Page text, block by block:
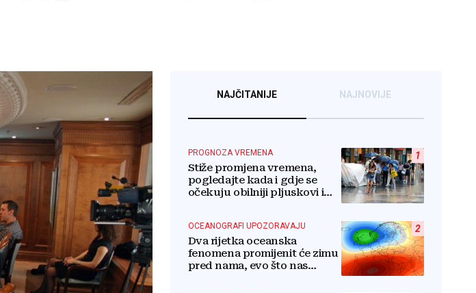
NAJČITANIJE NAJNOVIJE
1
PROGNOZA VREMENA
Stiže promjena vremena,
pogledajte kada i gdje se
očekuju obilniji pljuskovi i
2
OCEANOGRAFI UPOZORAVAJU
Dva rijetka oceanska
fenomena promijenit će zimu
pred nama, evo što nas